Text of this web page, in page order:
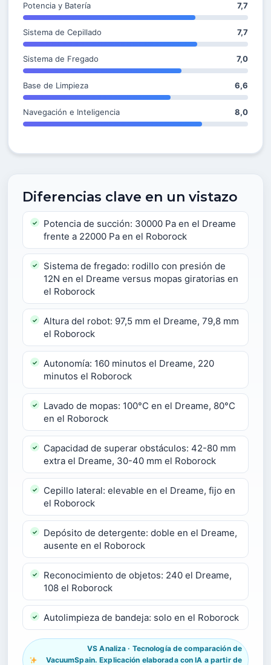
Potencia y Batería 7,7
Sistema de Cepillado 7,7
Sistema de Fregado 7,0
Base de Limpieza 6,6
Navegación e Inteligencia 8,0
Diferencias clave en un vistazo
Potencia de succión: 30000 Pa en el Dreame
frente a 22000 Pa en el Roborock
Sistema de fregado: rodillo con presión de
12N en el Dreame versus mopas giratorias en
el Roborock
Altura del robot: 97,5 mm el Dreame, 79,8 mm
el Roborock
Autonomía: 160 minutos el Dreame, 220
minutos el Roborock
Lavado de mopas: 100°C en el Dreame, 80°C
en el Roborock
Capacidad de superar obstáculos: 42-80 mm
extra el Dreame, 30-40 mm el Roborock
Cepillo lateral: elevable en el Dreame, fijo en
el Roborock
Depósito de detergente: doble en el Dreame,
ausente en el Roborock
Reconocimiento de objetos: 240 el Dreame,
108 el Roborock
Autolimpieza de bandeja: solo en el Roborock
VS Analiza · Tecnología de comparación de
VacuumSpain. Explicación elaborada con IA a partir de